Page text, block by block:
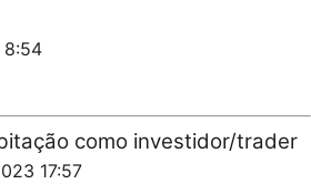
8:54
como investidor/trader
17:57